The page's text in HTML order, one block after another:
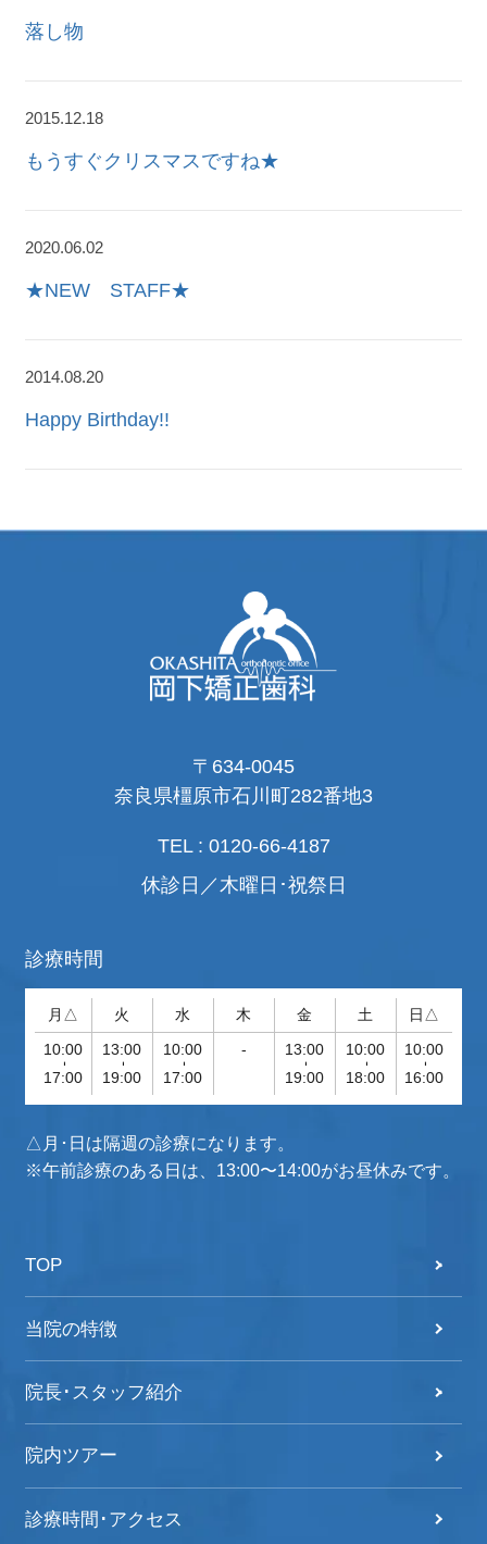
落し物
2015.12.18
もうすぐクリスマスですね★
2020.06.02
★NEW STAFF★
2014.08.20
Happy Birthday!!
〒634-0045
奈良県橿原市石川町282番地3
TEL : 0120-66-4187
休診日／木曜日･祝祭日
診療時間
月△ 火 水 木 金 土 日△
10:00
-
17:00
13:00
-
19:00
10:00
-
17:00
- 13:00
-
19:00
10:00
-
18:00
10:00
-
16:00
△月･日は隔週の診療になります。
※午前診療のある日は、13:00〜14:00がお昼休みです。
TOP
当院の特徴
院長･スタッフ紹介
院内ツアー
診療時間･アクセス